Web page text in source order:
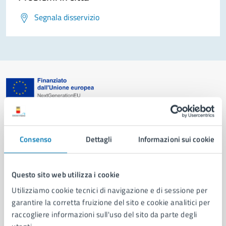
Consenso Dettagli Informazioni sui cookie
Questo sito web utilizza i cookie
Utilizziamo cookie tecnici di navigazione e di sessione per
garantire la corretta fruizione del sito e cookie analitici per
raccogliere informazioni sull'uso del sito da parte degli
Segnala disservizio
Organi di governo
Municipalità
Uffici
Enti e fondazioni
Politici